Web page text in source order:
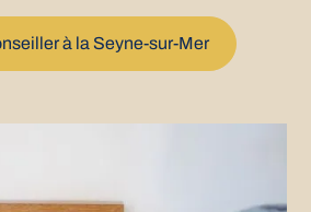
à la Seyne-sur-Mer